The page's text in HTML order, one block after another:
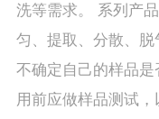
洗等需求。 系列产
匀、提取、分散、
不确定自己的样品
用前应做样品测试，